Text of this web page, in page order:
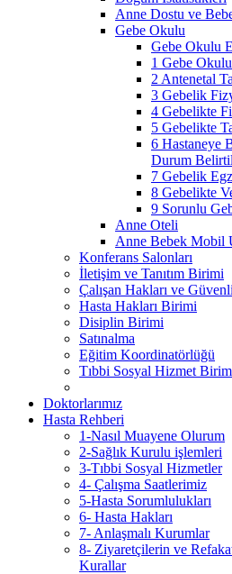
Anne Dostu ve
Gebe Okulu
Gebe Okulu
1 Gebe
2 Antenetal
3 Gebelik
4 Gebelikte
5 Gebelikte
6 Hastaneye
Durum
7 Gebelik
8 Gebelikte
9 Sorunlu
Anne Oteli
Anne Bebek Mobil
Konferans Salonları
İletişim ve Tanıtım Birimi
Çalışan Hakları ve
Hasta Hakları Birimi
Disiplin Birimi
Satınalma
Eğitim Koordinatörlüğü
Tıbbi Sosyal Hizmet
Doktorlarımız
Hasta Rehberi
1-Nasıl Muayene Olurum
2-Sağlık Kurulu işlemleri
3-Tıbbi Sosyal Hizmetler
4- Çalışma Saatlerimiz
5-Hasta Sorumlulukları
6- Hasta Hakları
7- Anlaşmalı Kurumlar
8- Ziyaretçilerin ve
Kurallar